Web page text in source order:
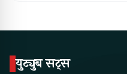
युट्युब सट्स